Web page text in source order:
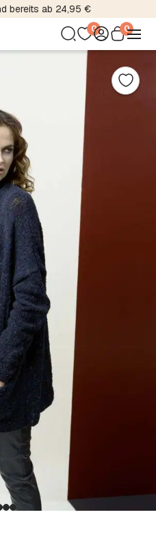
bereits ab 24,95 €
0 0